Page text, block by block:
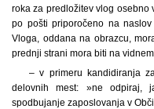
roka za predložitev vlog osebno
po pošti priporočeno na
Vloga, oddana na obrazcu,
prednji strani mora biti na
– v primeru kandidiranja
delovnih mest: »ne odpiraj,
spodbujanje zaposlovanja v